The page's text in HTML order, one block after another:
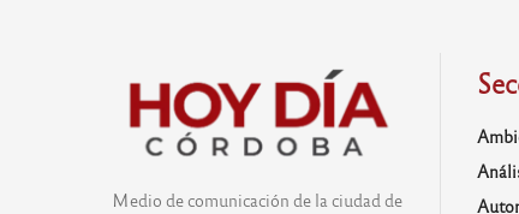
Medio de comunicación de la ciudad de